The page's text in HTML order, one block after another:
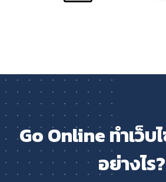
Go Online ทำเว็บ
อย่างไร?